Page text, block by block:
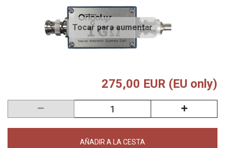
Tocar para aumentar
275,00 EUR (EU only)
AÑADIR A LA CESTA